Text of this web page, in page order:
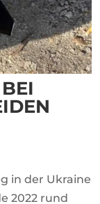
in der Ukraine
2022 rund